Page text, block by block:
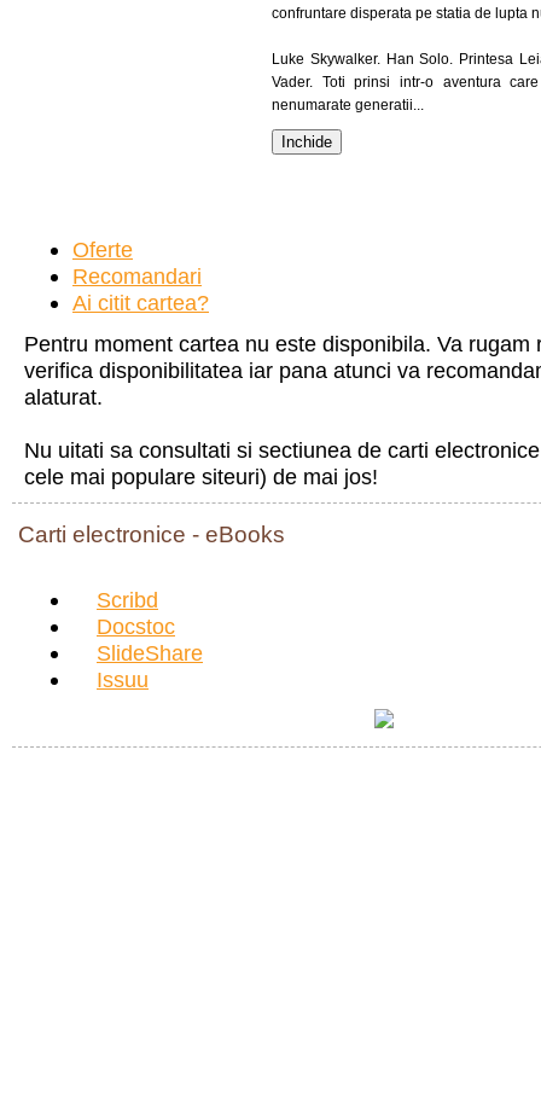
confruntare disperata pe statia de lupta
Luke Skywalker. Han Solo. Printesa
Vader. Toti prinsi intr-o aventura
nenumarate generatii...
Inchide
Oferte
Recomandari
Ai citit cartea?
Pentru moment cartea nu este disponibila. Va rugam
verifica disponibilitatea iar pana atunci va
alaturat.
Nu uitati sa consultati si sectiunea de carti
cele mai populare siteuri) de mai jos!
Carti electronice - eBooks
Scribd
Docstoc
SlideShare
Issuu